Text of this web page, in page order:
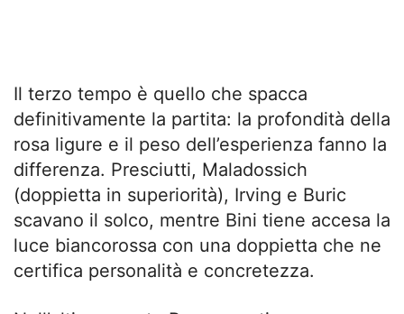
Il terzo tempo è quello che spacca
definitivamente la partita: la profondità della
rosa ligure e il peso dell’esperienza fanno la
differenza. Presciutti, Maladossich
(doppietta in superiorità), Irving e Buric
scavano il solco, mentre Bini tiene accesa la
luce biancorossa con una doppietta che ne
certifica personalità e concretezza.